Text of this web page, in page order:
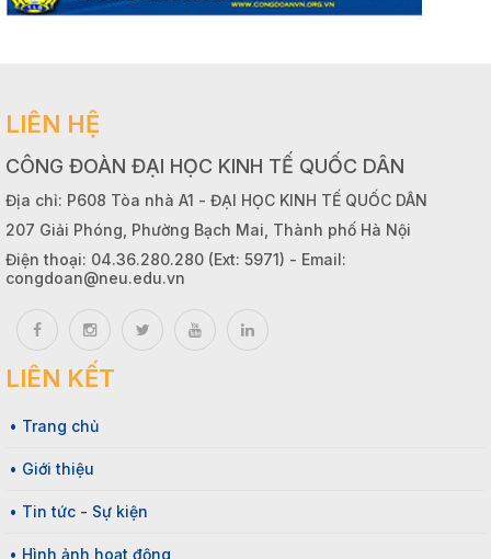
LIÊN HỆ
CÔNG ĐOÀN ĐẠI HỌC KINH TẾ QUỐC DÂN
Địa chỉ: P608 Tòa nhà A1 - ĐẠI HỌC KINH TẾ QUỐC DÂN
207 Giải Phóng, Phường Bạch Mai, Thành phố Hà Nội
Điện thoại: 04.36.280.280 (Ext: 5971) - Email:
congdoan@neu.edu.vn
LIÊN KẾT
• Trang chủ
• Giới thiệu
• Tin tức - Sự kiện
• Hình ảnh hoạt động